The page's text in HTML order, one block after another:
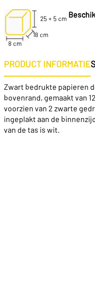
25 + 5 cm
18 cm
8 cm
PRODUCT INFORMATIE
Zwart bedrukte papieren
bovenrand, gemaakt van
voorzien van 2 zwarte
ingeplakt aan de
van de tas is wit.